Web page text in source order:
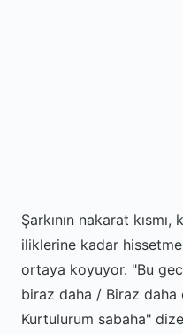
Şarkının nakarat kısmı,
iliklerine kadar
ortaya koyuyor. "Bu
biraz daha / Biraz
Kurtulurum sabaha"